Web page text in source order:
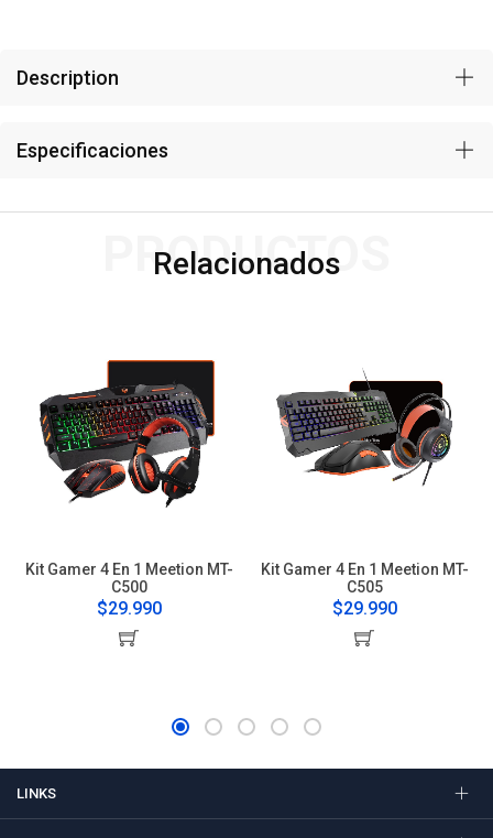
Description
Especificaciones
Relacionados
PRODUCTOS
Kit Gamer 4 En 1 Meetion MT-
C500
$29.990
Kit Gamer 4 En 1 Meetion MT-
C505
$29.990
LINKS